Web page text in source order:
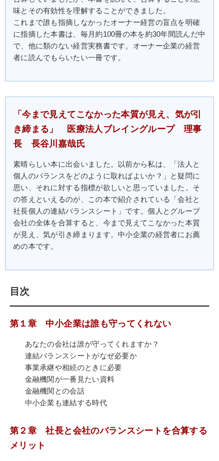
味とその有効性を理解することができました。
これまで誰も指摘しなかったオーナー経営の盲点を明確
に指摘した本書は、毎月約100冊の本を約30年間読んだ中
で、他に類のない経営実務書です。オーナー企業の経営
者に読んでもらいたい一冊です。
「今まで見えてこなかった本質が見え、気が引
き締まる」 医療法人ブレイングループ 理事
長 長谷川嘉哉氏
素晴らしい本に出会いました。以前から私は、「法人と
個人のバランスをどのように取ればよいか？」と疑問に
思い、それに対する指標が欲しいと思っていました。そ
の答えといえるのが、この本で紹介されている「会社と
社長個人の連結バランスシート」です。個人とグループ
会社の全体を合算すると、今まで見えてこなかった本質
が見え、気が引き締まります。中小企業の経営者にお薦
めの本です。
目次
第１章 中小企業は誰も守ってくれない
あなたの会社は誰が守ってくれますか？
連結バランスシートがなぜ必要か
事業承継や相続のときに必要
金融機関が一番見たい資料
金融機関との会話
中小企業も連結する時代
第２章 社長と会社のバランスシートを合算する
メリット